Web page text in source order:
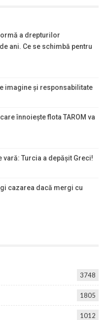
a drepturilor
ani. Ce se schimbă pentru
imagine și responsabilitate
înnoiește flota TAROM va
vară: Turcia a depășit Greci!
cazarea dacă mergi cu
3748
1805
1012